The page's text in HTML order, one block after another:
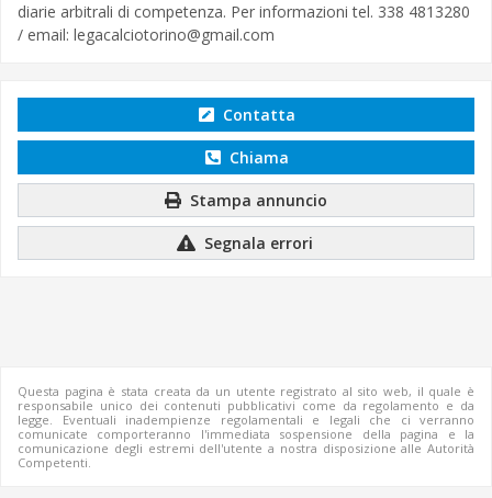
diarie arbitrali di competenza. Per informazioni tel. 338 4813280
/ email: legacalciotorino@gmail.com
Contatta
Chiama
Stampa annuncio
Segnala errori
Questa pagina è stata creata da un utente registrato al sito web, il quale è
responsabile unico dei contenuti pubblicativi come da regolamento e da
legge. Eventuali inadempienze regolamentali e legali che ci verranno
comunicate comporteranno l'immediata sospensione della pagina e la
comunicazione degli estremi dell'utente a nostra disposizione alle Autorità
Competenti.